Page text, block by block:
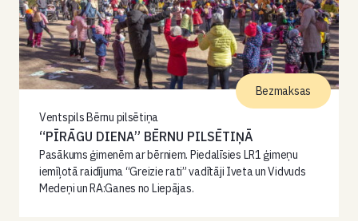
Ventspils Bērnu pilsētiņa
“PĪRĀGU DIENA” BĒRNU PILSĒTIŅĀ
Pasākums ģimenēm ar bērniem. Piedalīsies LR1 ģimeņu
iemīļotā raidījuma “Greizie rati” vadītāji Iveta un Vidvuds
Medeņi un RA:Ganes no Liepājas.
Bezmaksas